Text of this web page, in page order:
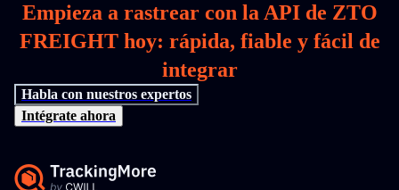
Empieza a rastrear con la API de ZTO
FREIGHT hoy: rápida, fiable y fácil de
integrar
Habla con nuestros expertos
Intégrate ahora